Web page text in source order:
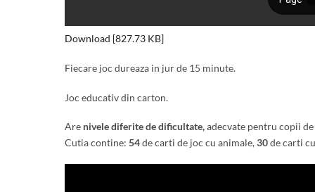
Download [827.73 KB]
Fiecare joc dureaza in jur de 15 minute.
Joc educativ din carton.
Are nivele diferite de dificultate,adecvate pentru copii
Cutia contine: 54de carti de joc cu animale,30de carti